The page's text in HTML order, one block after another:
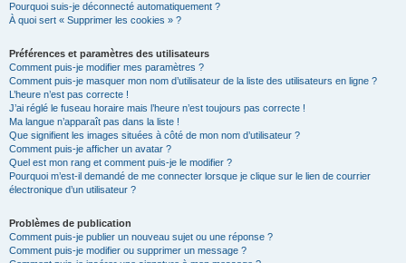
Pourquoi suis-je déconnecté automatiquement ?
À quoi sert « Supprimer les cookies » ?
Préférences et paramètres des utilisateurs
Comment puis-je modifier mes paramètres ?
Comment puis-je masquer mon nom d’utilisateur de la liste des utilisateurs en ligne ?
L’heure n’est pas correcte !
J’ai réglé le fuseau horaire mais l’heure n’est toujours pas correcte !
Ma langue n’apparaît pas dans la liste !
Que signifient les images situées à côté de mon nom d’utilisateur ?
Comment puis-je afficher un avatar ?
Quel est mon rang et comment puis-je le modifier ?
Pourquoi m’est-il demandé de me connecter lorsque je clique sur le lien de courrier
électronique d’un utilisateur ?
Problèmes de publication
Comment puis-je publier un nouveau sujet ou une réponse ?
Comment puis-je modifier ou supprimer un message ?